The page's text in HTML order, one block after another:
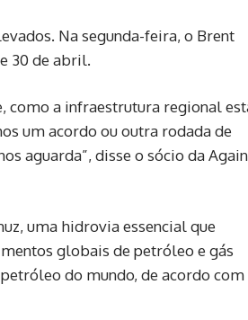
Na segunda-feira, o Brent
30 de abril.
como a infraestrutura regional
um acordo ou outra rodada de
aguarda”, disse o sócio da Again
uma hidrovia essencial que
globais de petróleo e gás
do mundo, de acordo com